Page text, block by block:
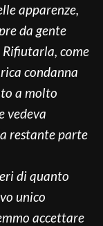
apparenze,
da gente
come
condanna
a molto
vedeva
restante parte
di quanto
unico
accettare